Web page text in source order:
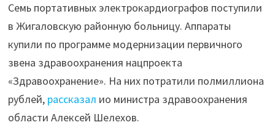
Жигаловскую
районную
больницу"
Семь портативных электрокардиографов поступили
в Жигаловскую районную больницу. Аппараты
купили по программе модернизации первичного
звена здравоохранения нацпроекта
«Здравоохранение». На них потратили полмиллиона
рублей, рассказал ио министра здравоохранения
области Алексей Шелехов.